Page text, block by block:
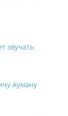
звучать
Ауману